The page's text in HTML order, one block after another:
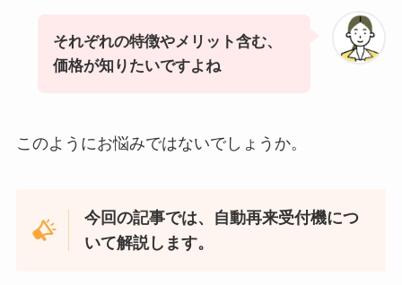
それぞれの特徴やメリット含む、
価格が知りたいですよね
このようにお悩みではないでしょうか。
今回の記事では、自動再来受付機につ
いて解説します。